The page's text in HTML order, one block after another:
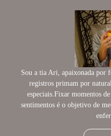
Sou a tia Ari, apaixonada por
registros primam por
especiais.Fixar momentos
sentimentos é o objetivo de